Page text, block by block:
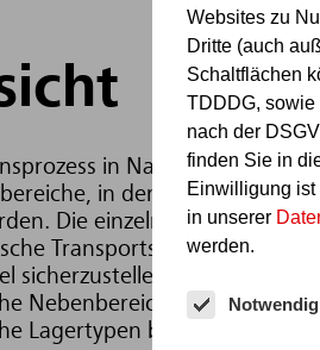
Websites zu
Dritte (auch
Schaltflächen
TDDDG,
nach der
finden Sie in
Einwilligung
in unserer
werden.
Notwendig
in
in denen Maschinen
Die einzelnen
Transportsysteme
sicherzustellen. Darüber
Nebenbereiche, die von
Lagertypen bis hin zu